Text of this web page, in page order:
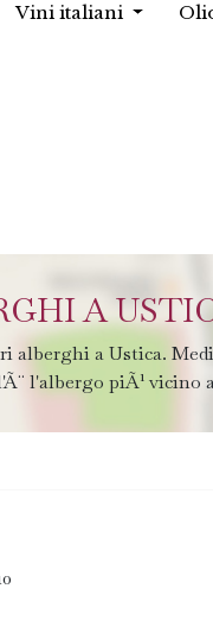
Vini italiani
A
alberghi a Ustica.
l'albergo piÃ¹ vicino